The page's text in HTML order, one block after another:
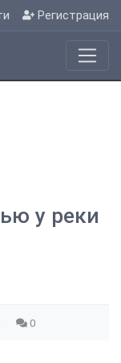
Регистрация
у реки
0